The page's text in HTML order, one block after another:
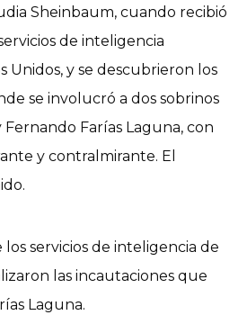
Sheinbaum, cuando recibió
de inteligencia
Unidos, y se descubrieron los
se involucró a dos sobrinos
Farías Laguna, con
y contralmirante. El
servicios de inteligencia de
las incautaciones que
Laguna.